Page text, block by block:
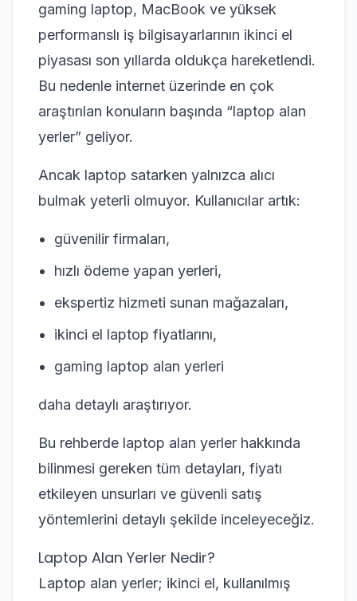
gaming laptop, MacBook ve yüksek
performanslı iş bilgisayarlarının ikinci el
piyasası son yıllarda oldukça hareketlendi.
Bu nedenle internet üzerinde en çok
araştırılan konuların başında “laptop alan
yerler” geliyor.
Ancak laptop satarken yalnızca alıcı
bulmak yeterli olmuyor. Kullanıcılar artık:
güvenilir firmaları,
hızlı ödeme yapan yerleri,
ekspertiz hizmeti sunan mağazaları,
ikinci el laptop fiyatlarını,
gaming laptop alan yerleri
daha detaylı araştırıyor.
Bu rehberde laptop alan yerler hakkında
bilinmesi gereken tüm detayları, fiyatı
etkileyen unsurları ve güvenli satış
yöntemlerini detaylı şekilde inceleyeceğiz.
Laptop Alan Yerler Nedir?
Laptop alan yerler; ikinci el, kullanılmış